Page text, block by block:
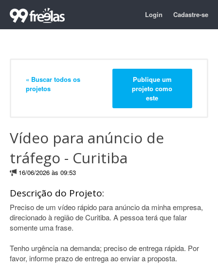
Login Cadastre-se
« Buscar todos os
projetos
Publique um
projeto como
este
Vídeo para anúncio de
tráfego - Curitiba
16/06/2026 às 09:53
Descrição do Projeto:
Preciso de um vídeo rápido para anúncio da minha empresa,
direcionado à região de Curitiba. A pessoa terá que falar
somente uma frase.
Tenho urgência na demanda; preciso de entrega rápida. Por
favor, informe prazo de entrega ao enviar a proposta.